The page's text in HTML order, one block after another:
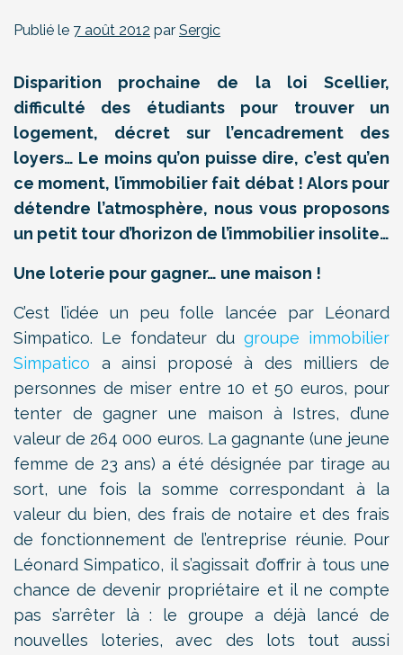
Publié le 7 août 2012 par Sergic
Disparition prochaine de la loi Scellier,
difficulté des étudiants pour trouver un
logement, décret sur l’encadrement des
loyers… Le moins qu’on puisse dire, c’est qu’en
ce moment, l’immobilier fait débat ! Alors pour
détendre l’atmosphère, nous vous proposons
un petit tour d’horizon de l’immobilier insolite…
Une loterie pour gagner… une maison !
C’est l’idée un peu folle lancée par Léonard
Simpatico. Le fondateur du groupe immobilier
Simpatico a ainsi proposé à des milliers de
personnes de miser entre 10 et 50 euros, pour
tenter de gagner une maison à Istres, d’une
valeur de 264 000 euros. La gagnante (une jeune
femme de 23 ans) a été désignée par tirage au
sort, une fois la somme correspondant à la
valeur du bien, des frais de notaire et des frais
de fonctionnement de l’entreprise réunie. Pour
Léonard Simpatico, il s’agissait d’offrir à tous une
chance de devenir propriétaire et il ne compte
pas s’arrêter là : le groupe a déjà lancé de
nouvelles loteries, avec des lots tout aussi